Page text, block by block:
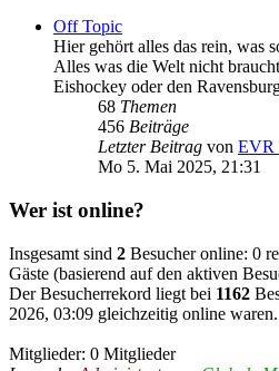
Off Topic
Hier gehört alles das rein, was
Alles was die Welt nicht
Eishockey oder den
68 Themen
456 Beiträge
Letzter Beitrag von
Mo 5. Mai 2025, 21:31
Wer ist online?
Insgesamt sind 2 Besucher online: 0
Gäste (basierend auf den aktiven
Der Besucherrekord liegt bei 1162
2026, 03:09 gleichzeitig online waren.
Mitglieder: 0 Mitglieder